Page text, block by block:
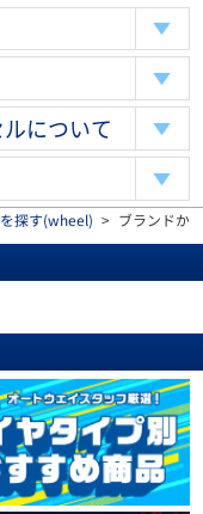
について
探す(wheel) > ブランドか